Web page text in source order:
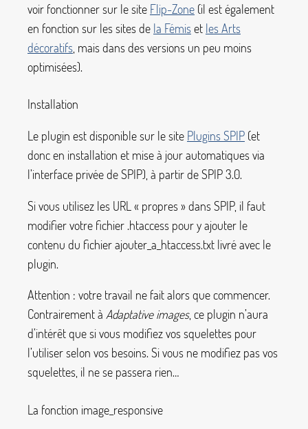
voir fonctionner sur le site Flip-Zone (il est également
en fonction sur les sites de la Fémiset les Arts
décoratifs , mais dans des versions un peu moins
optimisées).
Installation
Le plugin est disponible sur le site Plugins SPIP (et
donc en installation et mise à jour automatiques via
l’interface privée de SPIP), à partir de SPIP 3.0.
Si vous utilisez les URL « propres» dans SPIP, il faut
modifier votre fichier .htaccess pour y ajouter le
contenu du fichierajouter_a_htaccess.txt livré avec le
plugin.
Attention : votre travail ne fait alors que commencer.
Contrairement à Adaptative images, ce plugin n’aura
d’intérêt que si vous modifiez vos squelettes pour
l’utiliser selon vos besoins. Si vous ne modifiez pas vos
squelettes, il ne se passera rien…
La fonction image_responsive